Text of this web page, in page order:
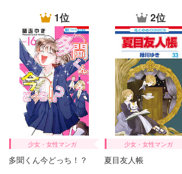
1位
少女・女性マンガ
多聞くん今どっち！？
2位
少女・女性マンガ
夏目友人帳